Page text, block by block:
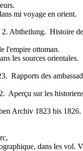
mi voyage en orient.
Abtheilung. Histoire
l'empire ottoman.
les sources orientales.
des
sur les
Archiv 1823 bis
dans les vol.